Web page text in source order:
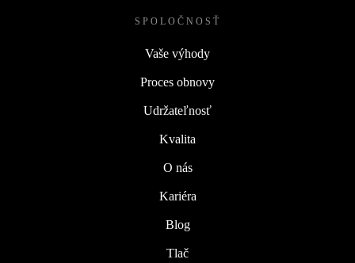
SPOLOČNOSŤ
Vaše výhody
Proces obnovy
Udržateľnosť
Kvalita
O nás
Kariéra
Blog
Tlač